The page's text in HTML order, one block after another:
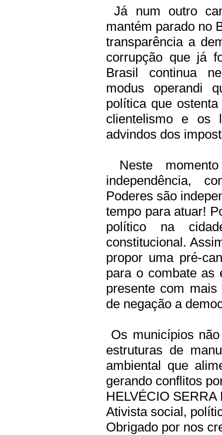
Já num outro
mantém parado no
transparência a
corrupção que já
Brasil continua
modus operandi
política que
clientelismo e os
advindos dos
Neste
independência,
Poderessão
tempo para atuar!
político na
constitucional.
propor uma pré-
para o combate as
presente com
de negação a
Os municípios
estruturas de
ambiental que
gerando conflitos
HELVÉCIO SERRA
Ativista social,
Obrigado por nos